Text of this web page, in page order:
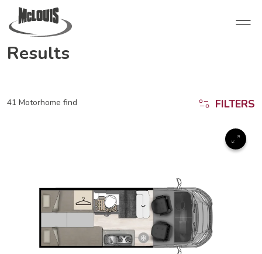
Results
FILTERS
41 Motorhome find